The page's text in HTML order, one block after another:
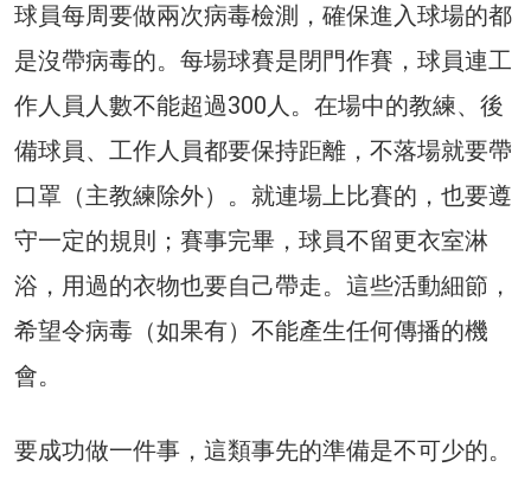
球員每周要做兩次病毒檢測，確保進入球場的都
是沒帶病毒的。每場球賽是閉門作賽，球員連工
作人員人數不能超過300人。在場中的教練、後
備球員、工作人員都要保持距離，不落場就要帶
口罩（主教練除外）。就連場上比賽的，也要遵
守一定的規則；賽事完畢，球員不留更衣室淋
浴，用過的衣物也要自己帶走。這些活動細節，
希望令病毒（如果有）不能產生任何傳播的機
會。
要成功做一件事，這類事先的準備是不可少的。